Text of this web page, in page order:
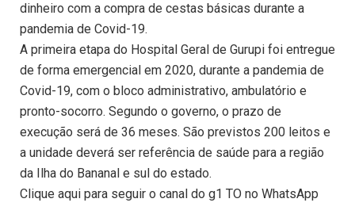
dinheiro com a compra de cestas básicas durante a
pandemia de Covid-19.
A primeira etapa do Hospital Geral de Gurupi foi entregue
de forma emergencial em 2020, durante a pandemia de
Covid-19, com o bloco administrativo, ambulatório e
pronto-socorro. Segundo o governo, o prazo de
execução será de 36 meses. São previstos 200 leitos e
a unidade deverá ser referência de saúde para a região
da Ilha do Bananal e sul do estado.
Clique aqui para seguir o canal do g1 TO no WhatsApp